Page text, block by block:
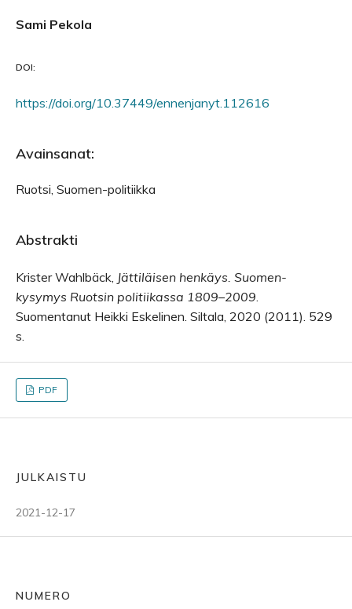
Sami Pekola
DOI:
https://doi.org/10.37449/ennenjanyt.112616
Avainsanat:
Ruotsi, Suomen-politiikka
Abstrakti
Krister Wahlbäck, Jättiläisen henkäys. Suomen-
kysymys Ruotsin politiikassa 1809–2009.
Suomentanut Heikki Eskelinen. Siltala, 2020 (2011). 529
s.
PDF
JULKAISTU
2021-12-17
NUMERO